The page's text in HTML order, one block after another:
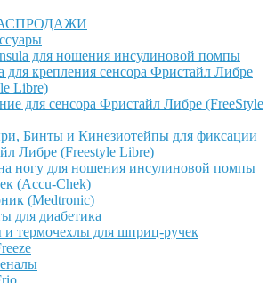
для ношения инсулиновой помпы
для крепления сенсора Фристайл Либре
Libre)
для сенсора Фристайл Либре (FreeStyle
Бинты и Кинезиотейпы для фиксации
Либре (Freestyle Libre)
ногу для ношения инсулиновой помпы
(Accu-Chek)
(Medtronic)
для диабетика
и термочехлы для шприц-ручек